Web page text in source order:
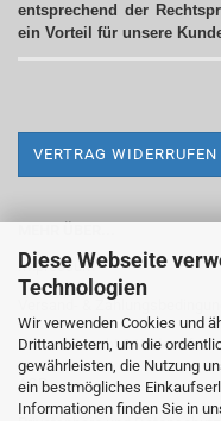
Diese Webseite
Technologien
Wir verwenden Cookies und
Drittanbietern, um die
gewährleisten, die Nutzung
ein bestmögliches
Informationen finden Sie in
entsprechend der
ein Vorteil für unsere
VERTRAG WIDERRUFEN
Impressum
Versand- &
Widerrufsrecht &
AGB